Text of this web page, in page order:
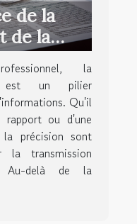
de la
de la
une
écrite la
est un pilier
Qu'il
rapport ou d'une
précision sont
la transmission
Au-delà de la